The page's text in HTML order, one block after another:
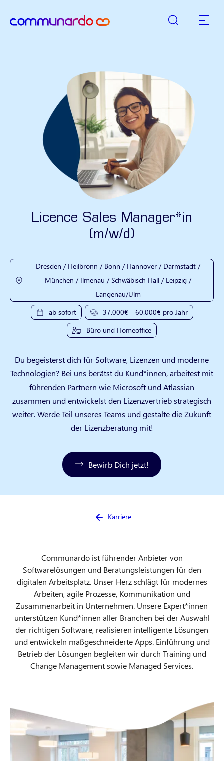
zurück zur Startseite Suche
Licence Sales Manager*in
(m/w/d)
Dresden / Heilbronn / Bonn / Hannover / Darmstadt /
München / Ilmenau / Schwäbisch Hall / Leipzig /
Langenau/Ulm
ab sofort
37.000€ - 60.000€ pro Jahr
Büro und Homeoffice
Du begeisterst dich für Software, Lizenzen und moderne
Technologien? Bei uns berätst du Kund*innen, arbeitest mit
führenden Partnern wie Microsoft und Atlassian
zusammen und entwickelst den Lizenzvertrieb strategisch
weiter. Werde Teil unseres Teams und gestalte die Zukunft
der Lizenzberatung mit!
Bewirb Dich jetzt!
Sie sind hier:
Karriere
Communardo ist führender Anbieter von
Softwarelösungen und Beratungsleistungen für den
digitalen Arbeitsplatz. Unser Herz schlägt für modernes
Arbeiten, agile Prozesse, Kommunikation und
Zusammenarbeit in Unternehmen. Unsere Expert*innen
unterstützen Kund*innen aller Branchen bei der Auswahl
der richtigen Software, realisieren intelligente Lösungen
und entwickeln maßgeschneiderte Apps. Einführung und
Betrieb der Lösungen begleiten wir durch Training und
Change Management sowie Managed Services.